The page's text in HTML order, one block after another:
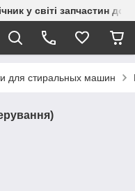
у світі запчастин до
для стиральных машин